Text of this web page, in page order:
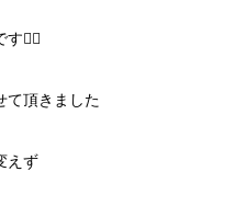
👷‍♀️
て頂きました
えず